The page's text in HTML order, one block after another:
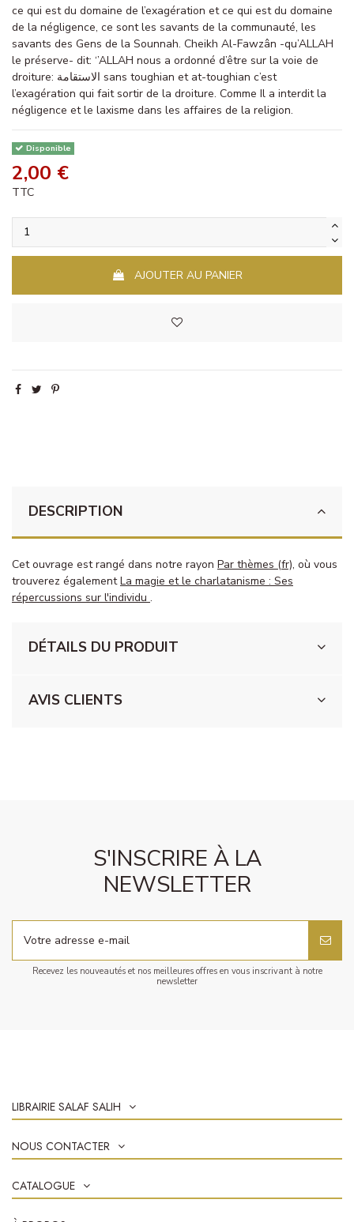
ce qui est du domaine de l’exagération et ce qui est du domaine
de la négligence, ce sont les savants de la communauté, les
savants des Gens de la Sounnah. Cheikh Al-Fawzân -qu’ALLAH
le préserve- dit: ‘’ALLAH nous a ordonné d’être sur la voie de
droiture: الاستقامة sans toughian et at-toughian c’est
l’exagération qui fait sortir de la droiture. Comme Il a interdit la
négligence et le laxisme dans les affaires de la religion.
Disponible
2,00 €
TTC
AJOUTER AU PANIER
DESCRIPTION
Cet ouvrage est rangé dans notre rayon Par thèmes (fr), où vous
trouverez égalementLa magie et le charlatanisme : Ses
répercussions sur l'individu .
DÉTAILS DU PRODUIT
AVIS CLIENTS
S'INSCRIRE À LA
NEWSLETTER
Recevez les nouveautés et nos meilleures offres en vous inscrivant à notre
newsletter
LIBRAIRIE SALAF SALIH
NOUS CONTACTER
CATALOGUE